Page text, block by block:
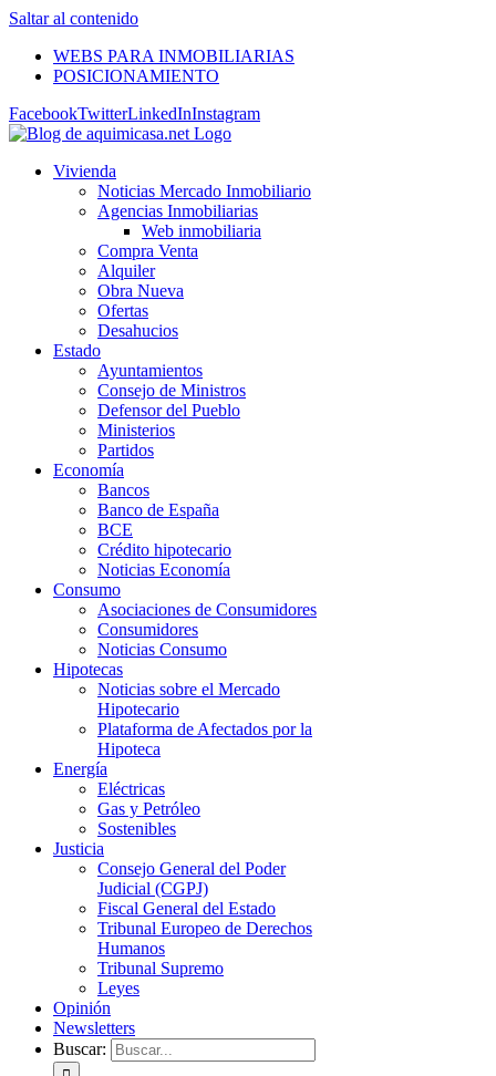
Saltar al contenido
WEBS PARA INMOBILIARIAS
POSICIONAMIENTO
FacebookTwitterLinkedInInstagram
Vivienda
Noticias Mercado Inmobiliario
Agencias Inmobiliarias
Web inmobiliaria
Compra Venta
Alquiler
Obra Nueva
Ofertas
Desahucios
Estado
Ayuntamientos
Consejo de Ministros
Defensor del Pueblo
Ministerios
Partidos
Economía
Bancos
Banco de España
BCE
Crédito hipotecario
Noticias Economía
Consumo
Asociaciones de Consumidores
Consumidores
Noticias Consumo
Hipotecas
Noticias sobre el Mercado
Hipotecario
Plataforma de Afectados por la
Hipoteca
Energía
Eléctricas
Gas y Petróleo
Sostenibles
Justicia
Consejo General del Poder
Judicial (CGPJ)
Fiscal General del Estado
Tribunal Europeo de Derechos
Humanos
Tribunal Supremo
Leyes
Opinión
Newsletters
Buscar: